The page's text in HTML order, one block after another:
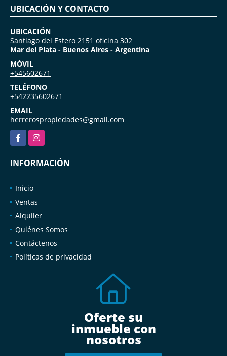
UBICACIÓN Y CONTACTO
UBICACIÓN
Santiago del Estero 2151 oficina 302
Mar del Plata - Buenos Aires - Argentina
MÓVIL
+545602671
TELÉFONO
+542235602671
EMAIL
herrerospropiedades@gmail.com
FacebookInstagram
INFORMACIÓN
Inicio
Ventas
Alquiler
Quiénes Somos
Contáctenos
Políticas de privacidad
Oferte su
inmueble con
nosotros